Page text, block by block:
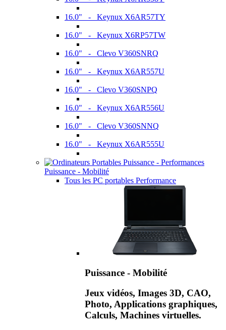
16.0" - Keynux X6AR57TY
16.0" - Keynux X6RP57TW
16.0" - Clevo V360SNRQ
16.0" - Keynux X6AR557U
16.0" - Clevo V360SNPQ
16.0" - Keynux X6AR556U
16.0" - Clevo V360SNNQ
16.0" - Keynux X6AR555U
Puissance - Mobilité
Tous les PC portables Performance
Puissance - Mobilité
Jeux vidéos, Images 3D, CAO,
Photo, Applications graphiques,
Calculs, Machines virtuelles.